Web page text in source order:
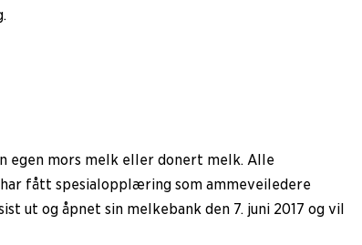
egen mors melk eller donert melk. Alle
fått spesialopplæring som ammeveiledere
ut og åpnet sin melkebank den 7. juni 2017 og vil